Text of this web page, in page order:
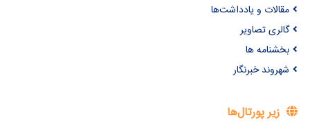
مقالات و یادداشت‌ها
گالری تصاویر
بخشنامه ها
شهروند خبرنگار
زیر پورتال‌ها